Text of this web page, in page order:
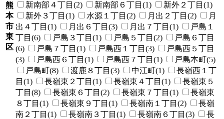
熊
本
市
東
区
新南部４丁目(2)
新南部６丁目(1)
新外２丁目(1)
新外３丁目(1)
水源１丁目(2) 月出２丁目(2)
月
出４丁目(1)
月出６丁目(3) 月出７丁目(1)
戸島１
丁目(6)
戸島３丁目(1) 戸島５丁目(2)
戸島６丁目
(6)
戸島７丁目(1) 戸島西１丁目(3)
戸島西５丁目
(3)
戸島西６丁目(1) 戸島西７丁目(1)
戸島本町(5)
戸島町(8)
渡鹿８丁目(3) 中江町(1)
長嶺西１丁
目(1)
長嶺東２丁目(1) 長嶺東４丁目(1)
長嶺東５
丁目(8)
長嶺東６丁目(2) 長嶺東７丁目(1)
長嶺東
８丁目(1)
長嶺東９丁目(1) 長嶺南１丁目(2)
長嶺
南２丁目(1)
長嶺南３丁目(1) 長嶺南６丁目(3)
長